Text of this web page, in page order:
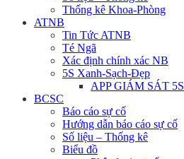
Thống kê Khoa-Phòng
ATNB
Tin Tức ATNB
Té Ngã
Xác định chính xác NB
5S Xanh-Sạch-Đẹp
APP GIÁM SÁT 5S
BCSC
Báo cáo sự cố
Hướng dẫn báo cáo sự cố
Số liệu – Thống kê
Biểu đồ